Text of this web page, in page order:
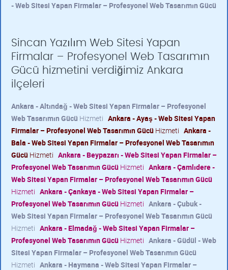
- Web Sitesi Yapan Firmalar – Profesyonel Web Tasarımın Gücü
Sincan Yazılım Web Sitesi Yapan
Firmalar – Profesyonel Web Tasarımın
Gücü hizmetini verdiğimiz Ankara
ilçeleri
Ankara - Altındağ - Web Sitesi Yapan Firmalar – Profesyonel
Web Tasarımın Gücü Hizmeti Ankara - Ayaş - Web Sitesi Yapan
Firmalar – Profesyonel Web Tasarımın Gücü Hizmeti Ankara -
Bala - Web Sitesi Yapan Firmalar – Profesyonel Web Tasarımın
Gücü Hizmeti Ankara - Beypazarı - Web Sitesi Yapan Firmalar –
Profesyonel Web Tasarımın Gücü Hizmeti Ankara - Çamlıdere -
Web Sitesi Yapan Firmalar – Profesyonel Web Tasarımın Gücü
Hizmeti Ankara - Çankaya - Web Sitesi Yapan Firmalar –
Profesyonel Web Tasarımın Gücü Hizmeti Ankara - Çubuk -
Web Sitesi Yapan Firmalar – Profesyonel Web Tasarımın Gücü
Hizmeti Ankara - Elmadağ - Web Sitesi Yapan Firmalar –
Profesyonel Web Tasarımın Gücü Hizmeti Ankara - Güdül - Web
Sitesi Yapan Firmalar – Profesyonel Web Tasarımın Gücü
Hizmeti Ankara - Haymana - Web Sitesi Yapan Firmalar –